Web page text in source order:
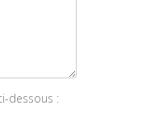
dessous :